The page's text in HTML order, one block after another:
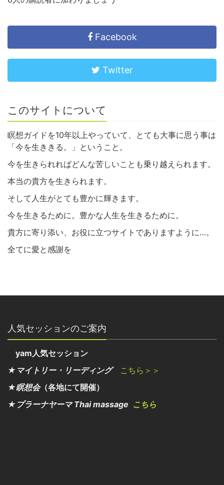
Facebook
Twitter
このサイトについて
瞑想ガイドを10年以上やっていて、とても大事に思う事は
「今を生ききる。」ということ。
今を生きられればどんな苦しいことも乗り越えられます。
本当の貴方を生きられます。
そして人生がとても豊かに輝きます。
今を生きるために。豊かな人生を生きるために。
貴方に寄り添い、お役に立つサイトでありますように…。
全てに愛と感謝を
人気セッションのご案内
yam人気セッション
★マイトリー・リーディング
こちら＞＞
★瞑想会（各地にて開催）
★プラーナヤーマ Thai massage こちら